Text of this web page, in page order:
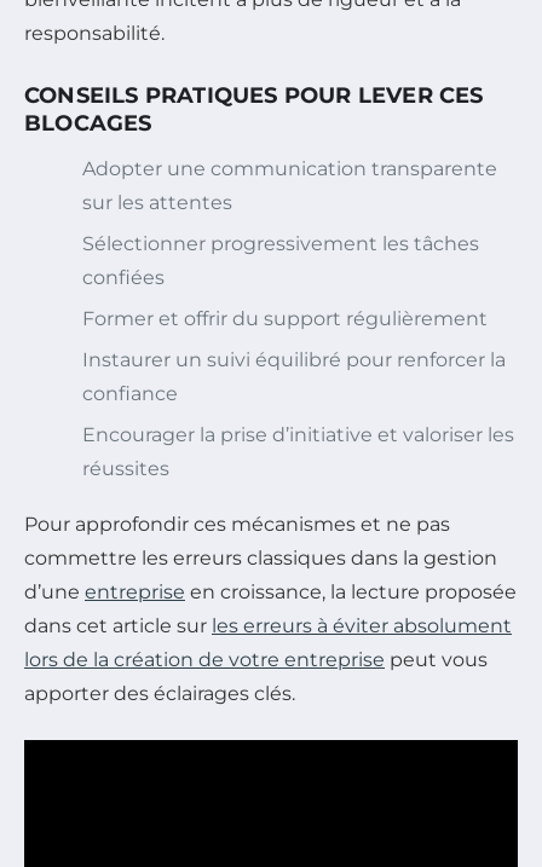
responsabilité.
CONSEILS PRATIQUES POUR LEVER CES
BLOCAGES
Adopter une communication transparente
sur les attentes
Sélectionner progressivement les tâches
confiées
Former et offrir du support régulièrement
Instaurer un suivi équilibré pour renforcer la
confiance
Encourager la prise d’initiative et valoriser les
réussites
Pour approfondir ces mécanismes et ne pas
commettre les erreurs classiques dans la gestion
d’une entreprise en croissance, la lecture proposée
dans cet article sur les erreurs à éviter absolument
lors de la création de votre entreprise peut vous
apporter des éclairages clés.